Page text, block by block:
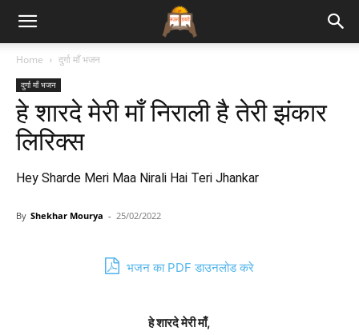
Bhajan
Lyrics
Home दुर्गा माँ भजन
दुर्गा माँ भजन
हे शारदे मेरी माँ निराली है तेरी झंकार
लिरिक्स
Hey Sharde Meri Maa Nirali Hai Teri Jhankar
By Shekhar Mourya - 25/02/2022
भजन का PDF डाउनलोड करे
हे शारदे मेरी माँ,